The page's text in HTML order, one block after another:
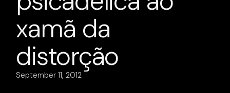
xamã da
distorção
September 11, 2012